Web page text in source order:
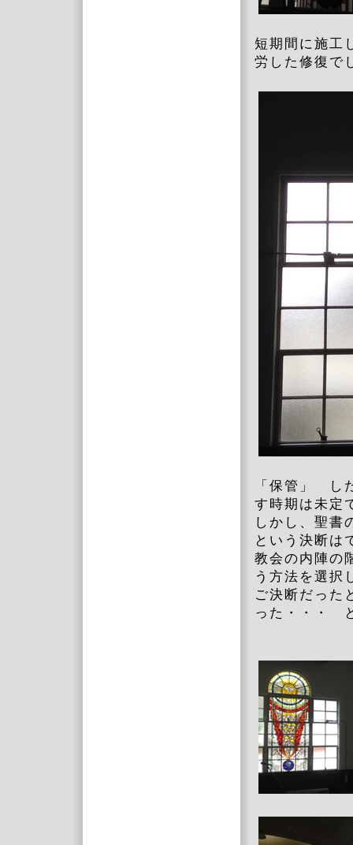
短期間に施工
労した修復で
「保管」 し
す時期は未定
しかし、聖書
という決断は
教会の内陣の
う方法を選択
ご決断だった
った・・・